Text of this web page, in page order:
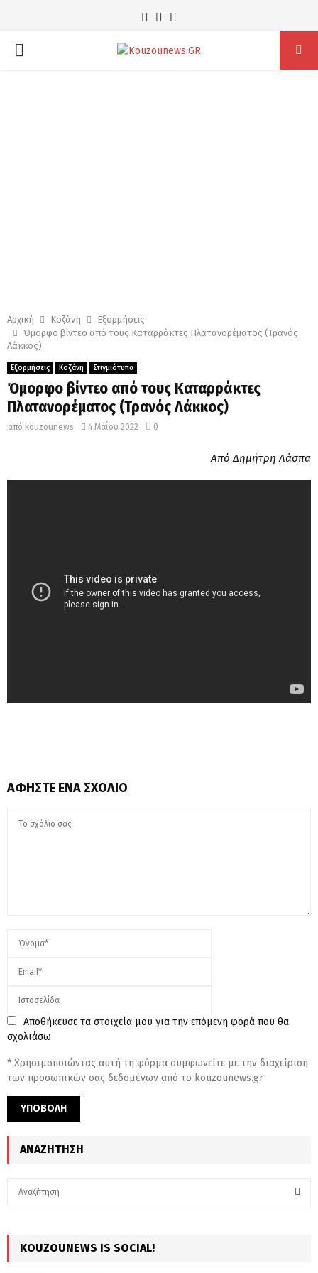
Facebook
Instagram
PRIMARY
Αρχική Κοζάνη
Εξορμήσεις
Όμορφο βίντεο από τους Καταρράκτες Πλατανορέματος (Τρανός
Λάκκος)
Εξορμήσεις Κοζάνη Στιγμιότυπα
Όμορφο βίντεο από τους Καταρράκτες
Πλατανορέματος (Τρανός Λάκκος)
από kouzounews 4 Μαΐου 2022 0
Από Δημήτρη Λάσπα
ΑΦΉΣΤΕ ΈΝΑ ΣΧΌΛΙΟ
Αποθήκευσε τα στοιχεία μου για την επόμενη φορά που θα
σχολιάσω
* Χρησιμοποιώντας αυτή τη φόρμα συμφωνείτε με την διαχείριση
των προσωπικών σας δεδομένων από το kouzounews.gr
ΑΝΑΖΉΤΗΣΗ
h
KOUZOUNEWS IS SOCIAL!